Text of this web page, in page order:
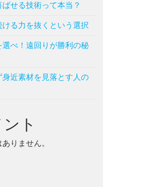
せる技術って本当？
る力を抜くという選択
べ！遠回りが勝利の秘
近素材を見落とす人の
ト
りません。